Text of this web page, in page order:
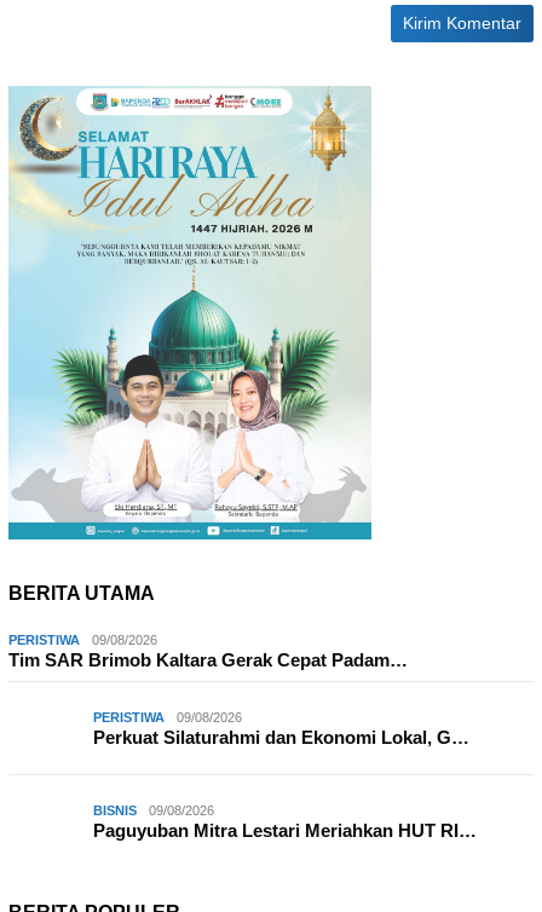
BERITA UTAMA
PERISTIWA 09/08/2026
Tim SAR Brimob Kaltara Gerak Cepat Padam…
PERISTIWA 09/08/2026
Perkuat Silaturahmi dan Ekonomi Lokal, G…
BISNIS 09/08/2026
Paguyuban Mitra Lestari Meriahkan HUT RI…